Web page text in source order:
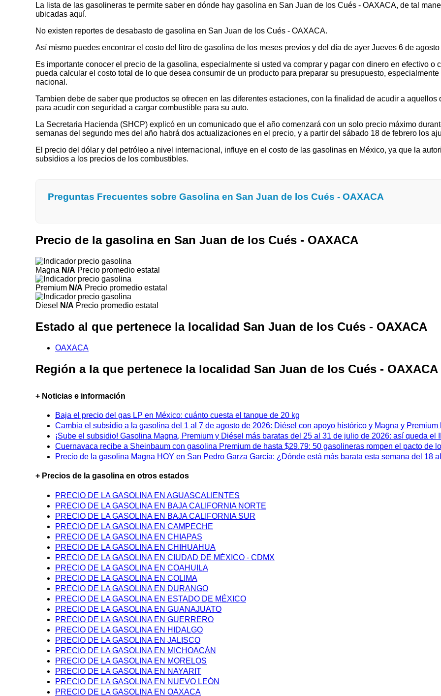
La lista de las gasolineras te permite saber en dónde hay gasolina en San Juan de los Cués - OAXACA, de tal
ubicadas aquí.
No existen reportes de desabasto de gasolina en San Juan de los Cués - OAXACA.
Así mismo puedes encontrar el costo del litro de gasolina de los meses previos y del día de ayer Jueves 6 de
Es importante conocer el precio de la gasolina, especialmente si usted va comprar y pagar con dinero en efectivo o
pueda calcular el costo total de lo que desea consumir de un producto para preparar su presupuesto,
nacional.
Tambien debe de saber que productos se ofrecen en las diferentes estaciones, con la finalidad de acudir a
para acudir con seguridad a cargar combustible para su auto.
La Secretaria Hacienda (SHCP) explicó en un comunicado que el año comenzará con un solo precio máximo
semanas del segundo mes del año habrá dos actualizaciones en el precio, y a partir del sábado 18 de febrero los
El precio del dólar y del petróleo a nivel internacional, influye en el costo de las gasolinas en México, ya que la
subsidios a los precios de los combustibles.
Preguntas Frecuentes sobre Gasolina en San Juan de los Cués - OAXACA
Precio de la gasolina en San Juan de los Cués - OAXACA
Magna N/A Precio promedio estatal
Premium N/A Precio promedio estatal
Diesel N/A Precio promedio estatal
Estado al que pertenece la localidad San Juan de los Cués - OAXACA
OAXACA
Región a la que pertenece la localidad San Juan de los Cués - OAXACA
+ Noticias e información
Baja el precio del gas LP en México: cuánto cuesta el tanque de 20 kg
Cambia el subsidio a la gasolina del 1 al 7 de agosto de 2026: Diésel con apoyo histórico y Magna y Premium
¡Sube el subsidio! Gasolina Magna, Premium y Diésel más baratas del 25 al 31 de julio de 2026: así queda el
Cuernavaca recibe a Sheinbaum con gasolina Premium de hasta $29.79: 50 gasolineras rompen el pacto de
Precio de la gasolina Magna HOY en San Pedro Garza García: ¿Dónde está más barata esta semana del 18
+ Precios de la gasolina en otros estados
PRECIO DE LA GASOLINA EN AGUASCALIENTES
PRECIO DE LA GASOLINA EN BAJA CALIFORNIA NORTE
PRECIO DE LA GASOLINA EN BAJA CALIFORNIA SUR
PRECIO DE LA GASOLINA EN CAMPECHE
PRECIO DE LA GASOLINA EN CHIAPAS
PRECIO DE LA GASOLINA EN CHIHUAHUA
PRECIO DE LA GASOLINA EN CIUDAD DE MÉXICO - CDMX
PRECIO DE LA GASOLINA EN COAHUILA
PRECIO DE LA GASOLINA EN COLIMA
PRECIO DE LA GASOLINA EN DURANGO
PRECIO DE LA GASOLINA EN ESTADO DE MÉXICO
PRECIO DE LA GASOLINA EN GUANAJUATO
PRECIO DE LA GASOLINA EN GUERRERO
PRECIO DE LA GASOLINA EN HIDALGO
PRECIO DE LA GASOLINA EN JALISCO
PRECIO DE LA GASOLINA EN MICHOACÁN
PRECIO DE LA GASOLINA EN MORELOS
PRECIO DE LA GASOLINA EN NAYARIT
PRECIO DE LA GASOLINA EN NUEVO LEÓN
PRECIO DE LA GASOLINA EN OAXACA